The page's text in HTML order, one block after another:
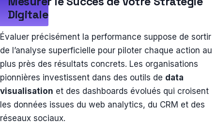
Digitale
Évaluer précisément la performance suppose de sortir
de l’analyse superficielle pour piloter chaque action au
plus près des résultats concrets. Les organisations
pionnières investissent dans des outils de data
visualisation et des dashboards évolués qui croisent
les données issues du web analytics, du CRM et des
réseaux sociaux.